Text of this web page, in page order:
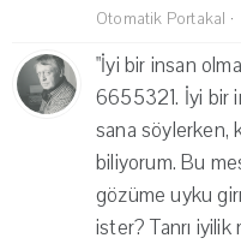
Otomatik Portakal ·
"İyi bir insan
6655321. İyi bir
sana söylerken,
biliyorum. Bu
gözüme uyku
ister? Tanrı